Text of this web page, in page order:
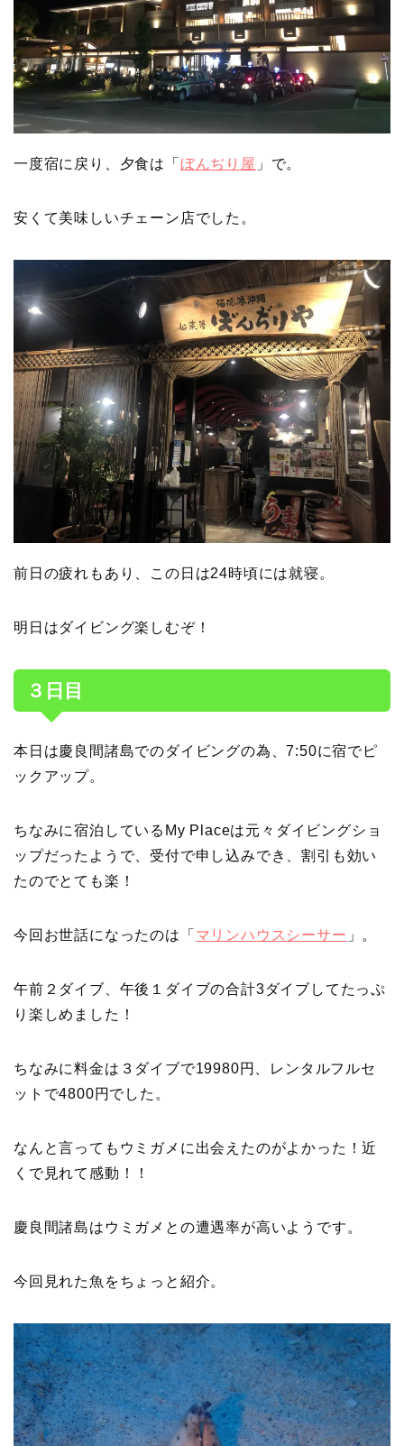
一度宿に戻り、夕食は「 ぼんぢり屋 」で。
安くて美味しいチェーン店でした。
前日の疲れもあり、この日は24時頃には就寝。
明日はダイビング楽しむぞ！
３日目
本日は慶良間諸島でのダイビングの為、7:50に宿でピ
ックアップ。
ちなみに宿泊しているMy Placeは元々ダイビングショ
ップだったようで、受付で申し込みでき、割引も効い
たのでとても楽！
今回お世話になったのは「 マリンハウスシーサー 」。
午前２ダイブ、午後１ダイブの合計3ダイブしてたっぷ
り楽しめました！
ちなみに料金は３ダイブで19980円、レンタルフルセ
ットで4800円でした。
なんと言ってもウミガメに出会えたのがよかった！近
くで見れて感動！！
慶良間諸島はウミガメとの遭遇率が高いようです。
今回見れた魚をちょっと紹介。